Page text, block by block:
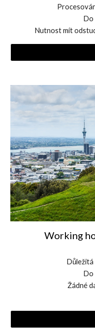
Do
Nutnost mít
Working
Důležitá
Do
Žádné